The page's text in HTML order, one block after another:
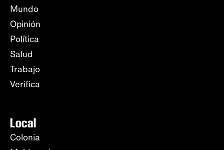
Mundo
Opinión
Política
Salud
Trabajo
Verifica
Local
Colonia